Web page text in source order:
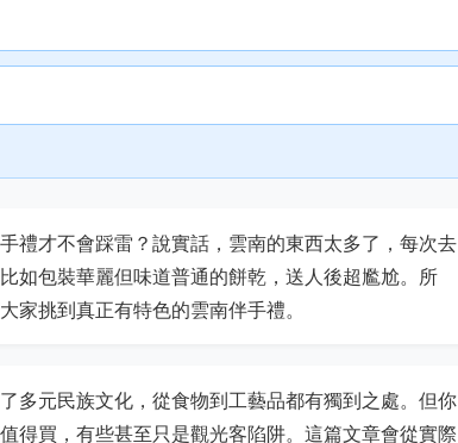
禮才不會踩雷？說實話，雲南的東西太多了，每次去
如包裝華麗但味道普通的餅乾，送人後超尷尬。所
家挑到真正有特色的雲南伴手禮。
多元民族文化，從食物到工藝品都有獨到之處。但你
得買，有些甚至只是觀光客陷阱。這篇文章會從實際